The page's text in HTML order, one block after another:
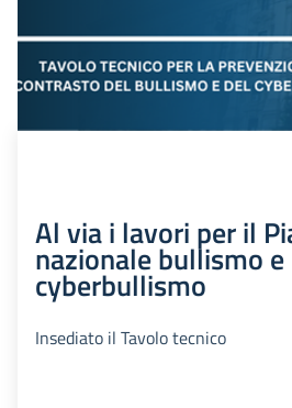
Al via i lavori per il
nazionale bullismo e
cyberbullismo
Insediato il Tavolo tecnico